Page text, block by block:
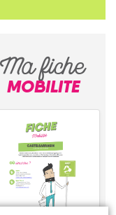
Ma fiche
MOBILITE